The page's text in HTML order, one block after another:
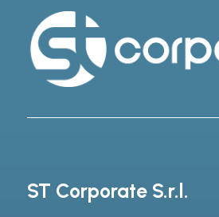
ST Corporate S.r.l.